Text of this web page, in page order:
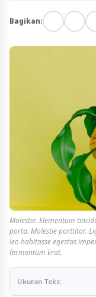
Bagikan:
Molestie. Elementum
porta. Molestie porttitor.
leo habitasse egestas
fermentum Erat.
Ukuran Teks: